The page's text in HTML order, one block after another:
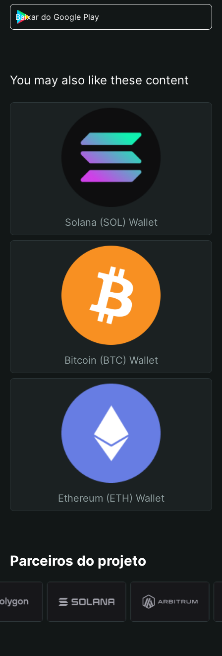
Baixar do Google Play
You may also like these content
Solana (SOL) Wallet
Bitcoin (BTC) Wallet
Ethereum (ETH) Wallet
Parceiros do projeto